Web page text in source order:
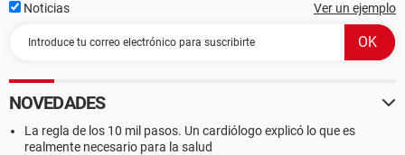
Noticias Ver un ejemplo
NOVEDADES
La regla de los 10 mil pasos. Un cardiólogo explicó lo que es
realmente necesario para la salud